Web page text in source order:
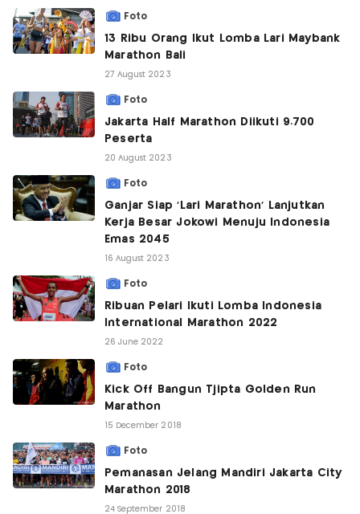
Foto
13 Ribu Orang Ikut Lomba Lari Maybank
Marathon Bali
27 August 2023
Foto
Jakarta Half Marathon Diikuti 9.700
Peserta
20 August 2023
Foto
Ganjar Siap 'Lari Marathon' Lanjutkan
Kerja Besar Jokowi Menuju Indonesia
Emas 2045
16 August 2023
Foto
Ribuan Pelari Ikuti Lomba Indonesia
International Marathon 2022
26 June 2022
Foto
Kick Off Bangun Tjipta Golden Run
Marathon
15 December 2018
Foto
Pemanasan Jelang Mandiri Jakarta City
Marathon 2018
24 September 2018